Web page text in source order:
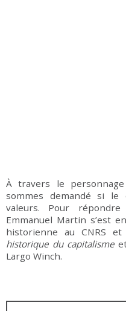
À travers le
sommes demandé si le
valeurs. Pour
Emmanuel Martin s’est
historienne au CNRS
historique du capitalisme
Largo Winch.